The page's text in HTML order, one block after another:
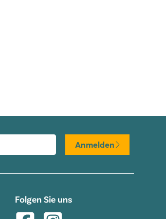
Anmelden
Folgen Sie uns